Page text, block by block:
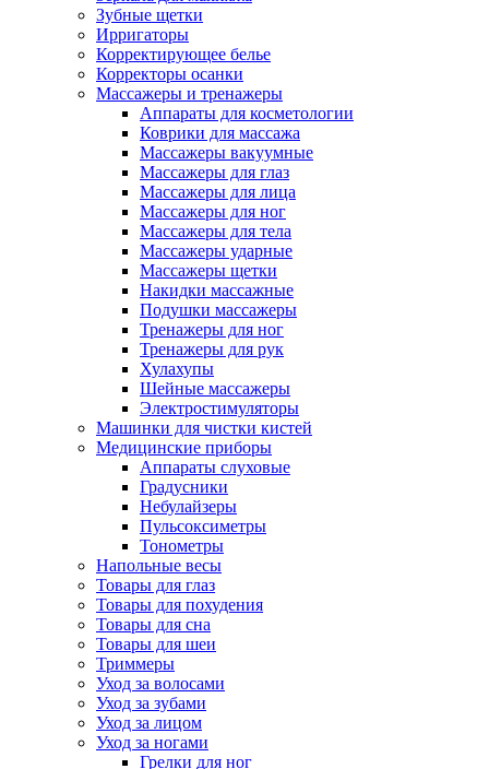
Зубные щетки
Ирригаторы
Корректирующее белье
Корректоры осанки
Массажеры и тренажеры
Аппараты для косметологии
Коврики для массажа
Массажеры вакуумные
Массажеры для глаз
Массажеры для лица
Массажеры для ног
Массажеры для тела
Массажеры ударные
Массажеры щетки
Накидки массажные
Подушки массажеры
Тренажеры для ног
Тренажеры для рук
Хулахупы
Шейные массажеры
Электростимуляторы
Машинки для чистки кистей
Медицинские приборы
Аппараты слуховые
Градусники
Небулайзеры
Пульсоксиметры
Тонометры
Напольные весы
Товары для глаз
Товары для похудения
Товары для сна
Товары для шеи
Триммеры
Уход за волосами
Уход за зубами
Уход за лицом
Уход за ногами
Грелки для ног